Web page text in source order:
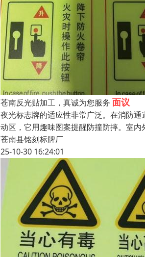
苍南反光贴加工，真诚为您服务 面议
夜光标志牌的适应性非常广泛。在消防通
动区，它用趣味图案提醒防撞防摔。室内
苍南县铭刻标牌厂
25-10-30 16:24:01